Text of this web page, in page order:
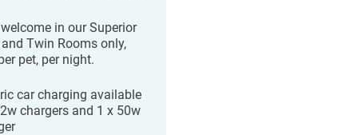
in our Superior
Twin Rooms only,
pet, per night.
car charging available
chargers and 1 x 50w